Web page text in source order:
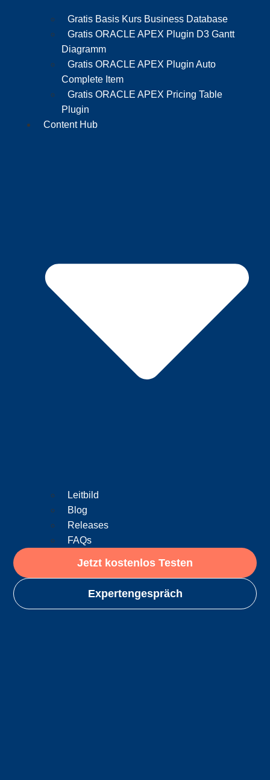
Gratis Basis Kurs Business Database
Gratis ORACLE APEX Plugin D3 Gantt
Diagramm
Gratis ORACLE APEX Plugin Auto
Complete Item
Gratis ORACLE APEX Pricing Table
Plugin
Content Hub
Leitbild
Blog
Releases
FAQs
Jetzt kostenlos Testen
Expertengespräch